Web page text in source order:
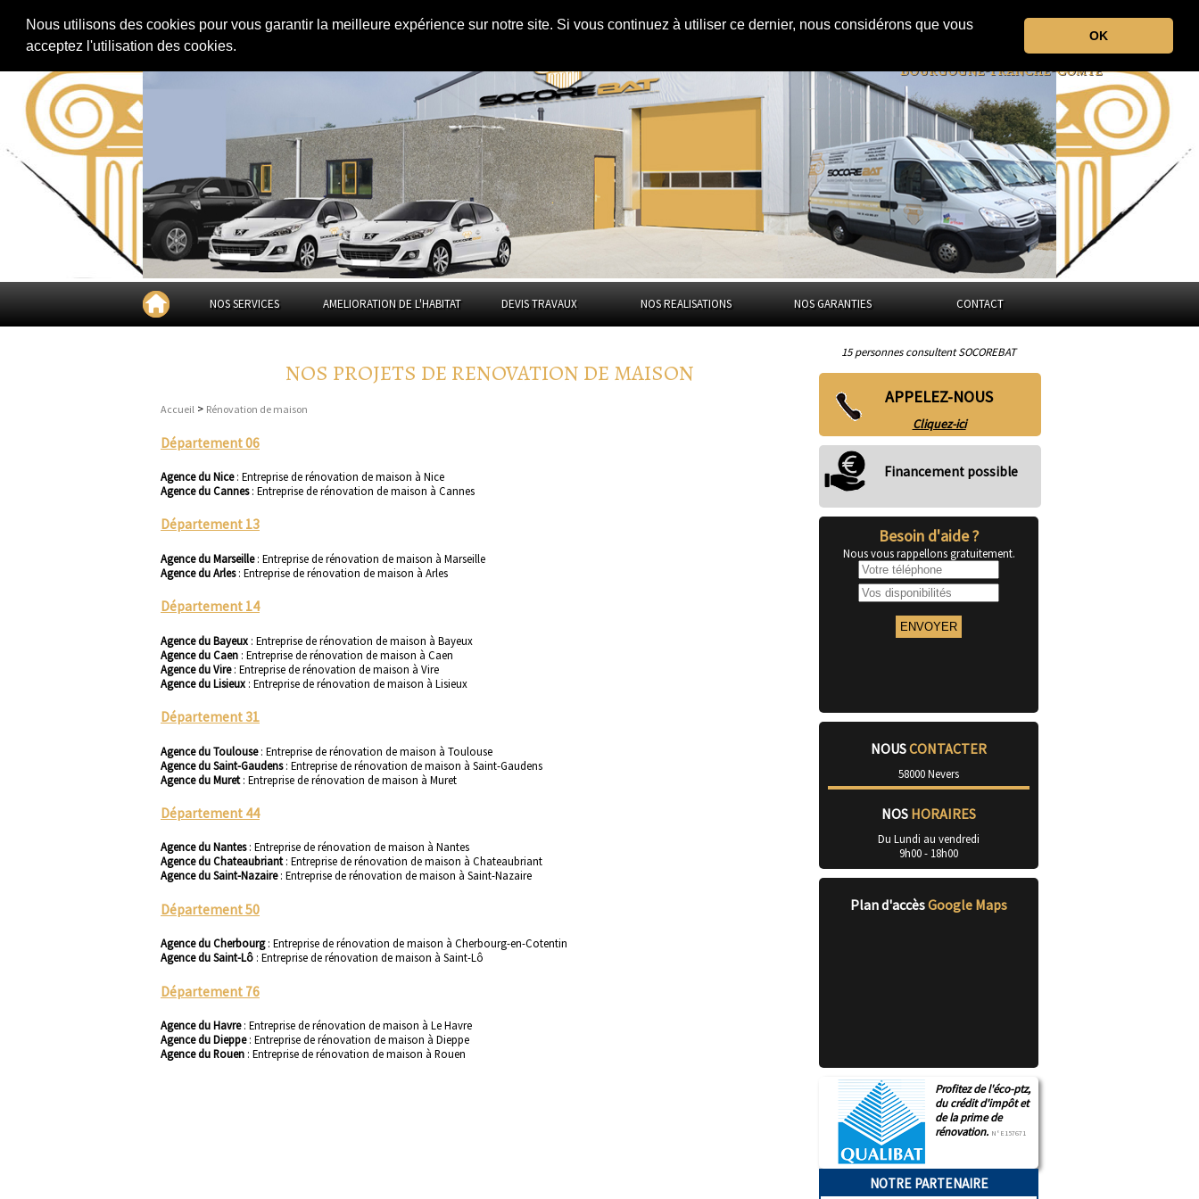
Nous utilisons des cookies pour vous garantir la meilleure expérience sur notre site. Si vous continuez à utiliser ce dernier, nous considérons que vous
acceptez l'utilisation des cookies.
OK
EXTENSION DE MAISON RÉNOVATION DE MAISON AMÉNAGEMENT DES COMBLES
Bourgogne-Franche-Comté
NOS SERVICES AMELIORATION DE L'HABITAT DEVIS TRAVAUX NOS REALISATIONS NOS GARANTIES CONTACT
NOS PROJETS DE RENOVATION DE MAISON
Accueil > Rénovation de maison
Département 06
Agence du Nice: Entreprise de rénovation de maison à Nice
Agence du Cannes: Entreprise de rénovation de maison à Cannes
Département 13
Agence du Marseille: Entreprise de rénovation de maison à Marseille
Agence du Arles: Entreprise de rénovation de maison à Arles
Département 14
Agence du Bayeux : Entreprise de rénovation de maison à Bayeux
Agence du Caen : Entreprise de rénovation de maison à Caen
Agence du Vire: Entreprise de rénovation de maison à Vire
Agence du Lisieux : Entreprise de rénovation de maison à Lisieux
Département 31
Agence du Toulouse: Entreprise de rénovation de maison à Toulouse
Agence du Saint-Gaudens: Entreprise de rénovation de maison à Saint-Gaudens
Agence du Muret: Entreprise de rénovation de maison à Muret
Département 44
Agence du Nantes: Entreprise de rénovation de maison à Nantes
Agence du Chateaubriant: Entreprise de rénovation de maison à Chateaubriant
Agence du Saint-Nazaire: Entreprise de rénovation de maison à Saint-Nazaire
Département 50
Agence du Cherbourg: Entreprise de rénovation de maison à Cherbourg-en-Cotentin
Agence du Saint-Lô : Entreprise de rénovation de maison à Saint-Lô
Département 76
Agence du Havre: Entreprise de rénovation de maison à Le Havre
Agence du Dieppe: Entreprise de rénovation de maison à Dieppe
Agence du Rouen : Entreprise de rénovation de maison à Rouen
15 personnes consultent SOCOREBAT
APPELEZ-NOUS
Cliquez-ici
Financement possible
Besoin d'aide ?
Nous vous rappellons gratuitement.
NOUSCONTACTER
58000 Nevers
NOS HORAIRES
Du Lundi au vendredi
9h00 - 18h00
Plan d'accèsGoogle Maps
Profitez de l'éco-ptz,
du crédit d'impôt et
de la prime de
rénovation. N°E157671
NOTRE PARTENAIRE